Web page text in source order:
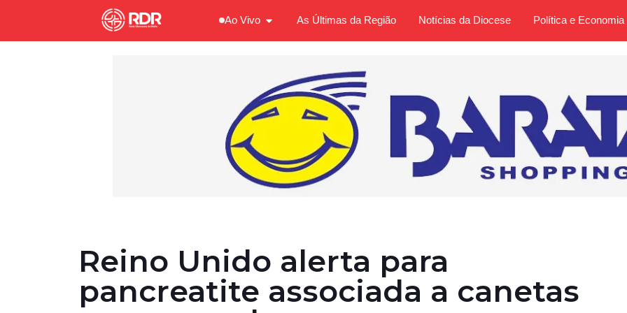
Ao Vivo As Últimas da Região Notícias da Diocese Política e Economia
Reino Unido alerta para
pancreatite associada a canetas